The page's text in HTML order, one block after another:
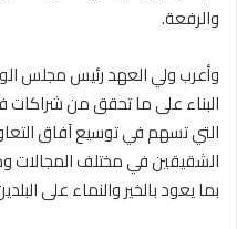
والرفعة.
وأعرب ولي العهد رئيس مجلس
البناء على ما تحقق من شراكات
التي تسهم في توسيع آفاق
الشقيقين في مختلف المجالات
بما يعود بالخير والنماء على